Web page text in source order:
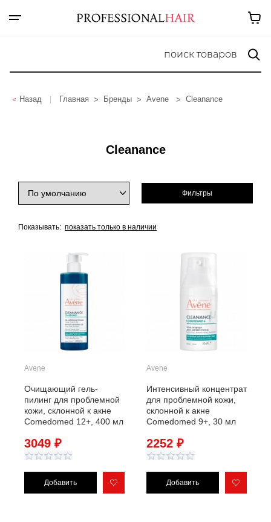
Назад Главная Бренды Avene Cleanance
Cleanance
Фильтры
Показывать: показать только в наличии
Avene
Очищающий гель-
пилинг для проблемной
кожи, склонной к акне
Comedomed 12+, 400 мл
3049 ₽
Avene
Интенсивный концентрат
для проблемной кожи,
склонной к акне
Comedomed 9+, 30 мл
2252 ₽